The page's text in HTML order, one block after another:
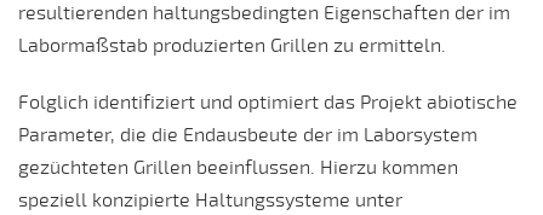
resultierenden haltungsbedingten Eigenschaften der im
Labormaßstab produzierten Grillen zu ermitteln.
Folglich identifiziert und optimiert das Projekt abiotische
Parameter, die die Endausbeute der im Laborsystem
gezüchteten Grillen beeinflussen. Hierzu kommen
speziell konzipierte Haltungssysteme unter